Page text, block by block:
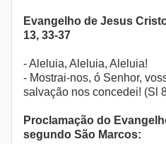
Evangelho de Jesus
13, 33-37
- Aleluia, Aleluia, Aleluia!
- Mostrai-nos, ó Senhor,
salvação nos concedei! (Sl
Proclamação do
segundo São Marcos: